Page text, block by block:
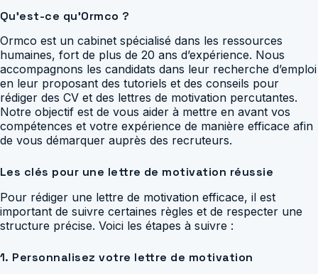
Qu’est-ce qu’Ormco ?
Ormco est un cabinet spécialisé dans les ressources
humaines, fort de plus de 20 ans d’expérience. Nous
accompagnons les candidats dans leur recherche d’emploi
en leur proposant des tutoriels et des conseils pour
rédiger des CV et des lettres de motivation percutantes.
Notre objectif est de vous aider à mettre en avant vos
compétences et votre expérience de manière efficace afin
de vous démarquer auprès des recruteurs.
Les clés pour une lettre de motivation réussie
Pour rédiger une lettre de motivation efficace, il est
important de suivre certaines règles et de respecter une
structure précise. Voici les étapes à suivre :
1. Personnalisez votre lettre de motivation